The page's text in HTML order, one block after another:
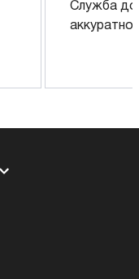
Служба
аккуратно